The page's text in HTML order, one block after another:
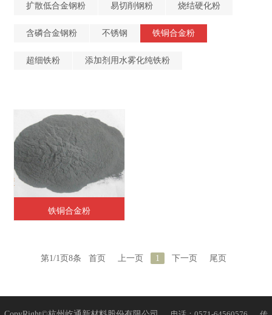
扩散低合金钢粉 易切削钢粉 烧结硬化粉
含磷合金钢粉 不锈钢 铁铜合金粉
超细铁粉 添加剂用水雾化纯铁粉
铁铜合金粉
第1/1页8条 首页 上一页 1 下一页 尾页